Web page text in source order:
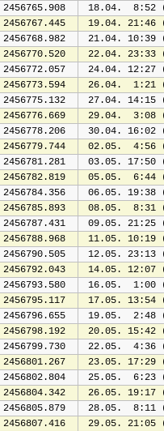
2456765.908
18.04.  8:52
2456767.445
19.04. 21:46
2456768.982
21.04. 10:39
2456770.520
22.04. 23:33
2456772.057
24.04. 12:27
2456773.594
26.04.  1:21
2456775.132
27.04. 14:15
2456776.669
29.04.  3:08
2456778.206
30.04. 16:02
2456779.744
02.05.  4:56
2456781.281
03.05. 17:50
2456782.819
05.05.  6:44
2456784.356
06.05. 19:38
2456785.893
08.05.  8:31
2456787.431
09.05. 21:25
2456788.968
11.05. 10:19
2456790.505
12.05. 23:13
2456792.043
14.05. 12:07
2456793.580
16.05.  1:00
2456795.117
17.05. 13:54
2456796.655
19.05.  2:48
2456798.192
20.05. 15:42
2456799.730
22.05.  4:36
2456801.267
23.05. 17:29
2456802.804
25.05.  6:23
2456804.342
26.05. 19:17
2456805.879
28.05.  8:11
2456807.416
29.05. 21:05